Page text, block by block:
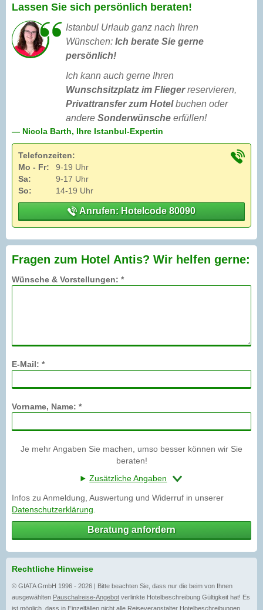
Lassen Sie sich persönlich beraten!
Istanbul Urlaub ganz nach Ihren
Wünschen: Ich berate Sie gerne
persönlich!
Ich kann auch gerne Ihren
Wunschsitzplatz im Fliegerreservieren,
Privattransfer zum Hotelbuchen oder
andere Sonderwünsche erfüllen!
— Nicola Barth, Ihre Istanbul-Expertin
Telefonzeiten:
Mo - Fr:
9-19 Uhr
Sa:
9-17 Uhr
So:
14-19 Uhr
Anrufen: Hotelcode 80090
Fragen zum Hotel Antis? Wir helfen gerne:
Wünsche & Vorstellungen: *
E-Mail: *
Vorname, Name: *
Je mehr Angaben Sie machen, umso besser können wir Sie
beraten!
Zusätzliche Angaben
Infos zu Anmeldung, Auswertung und Widerruf in unserer
Datenschutzerklärung
Beratung anfordern
Rechtliche Hinweise
© GIATA GmbH 1996 - 2026 | Bitte beachten Sie, dass nur die beim von Ihnen
ausgewählten Pauschalreise-Angebot verlinkte Hotelbeschreibung Gültigkeit hat! Es
ist möglich, dass in Einzelfällen nicht alle Reiseveranstalter Hotelbeschreibungen